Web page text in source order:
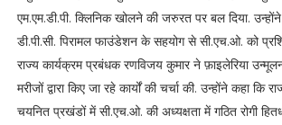
एम.एम.डी.पी. क्लिनिक खोलने की जरुरत पर बल दिया.
डी.पी.सी. पिरामल फाउंडेशन के सहयोग से सी.एच.ओ. को
राज्य कार्यक्रम प्रबंधक रणविजय कुमार ने फ़ाइलेरिया
मरीजों द्वारा किए जा रहे कार्यों की चर्चा की. उन्होंने कहा कि
चयनित प्रखंडों में सी.एच.ओ. की अध्यक्षता में गठित रोगी